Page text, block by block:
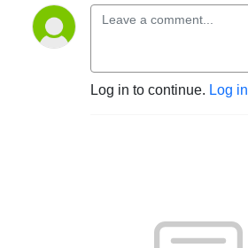
Log in to continue. Log in